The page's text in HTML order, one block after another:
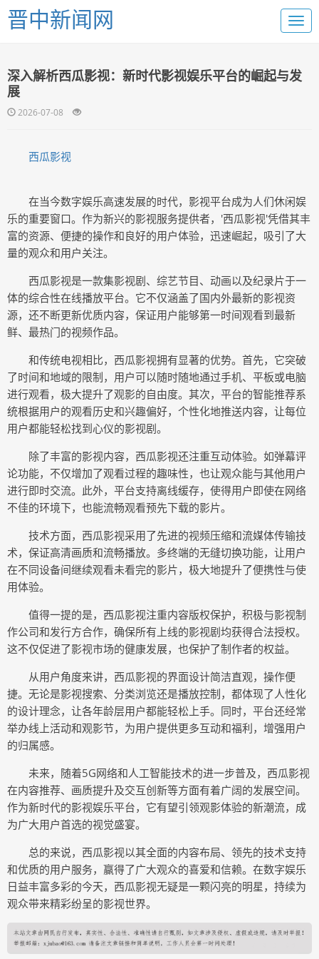
晋中新闻网
深入解析西瓜影视：新时代影视娱乐平台的崛起与发
展
2026-07-08
西瓜影视
在当今数字娱乐高速发展的时代，影视平台成为人们休闲娱
乐的重要窗口。作为新兴的影视服务提供者，'西瓜影视'凭借其丰
富的资源、便捷的操作和良好的用户体验，迅速崛起，吸引了大
量的观众和用户关注。
西瓜影视是一款集影视剧、综艺节目、动画以及纪录片于一
体的综合性在线播放平台。它不仅涵盖了国内外最新的影视资
源，还不断更新优质内容，保证用户能够第一时间观看到最新
鲜、最热门的视频作品。
和传统电视相比，西瓜影视拥有显著的优势。首先，它突破
了时间和地域的限制，用户可以随时随地通过手机、平板或电脑
进行观看，极大提升了观影的自由度。其次，平台的智能推荐系
统根据用户的观看历史和兴趣偏好，个性化地推送内容，让每位
用户都能轻松找到心仪的影视剧。
除了丰富的影视内容，西瓜影视还注重互动体验。如弹幕评
论功能，不仅增加了观看过程的趣味性，也让观众能与其他用户
进行即时交流。此外，平台支持离线缓存，使得用户即使在网络
不佳的环境下，也能流畅观看预先下载的影片。
技术方面，西瓜影视采用了先进的视频压缩和流媒体传输技
术，保证高清画质和流畅播放。多终端的无缝切换功能，让用户
在不同设备间继续观看未看完的影片，极大地提升了便携性与使
用体验。
值得一提的是，西瓜影视注重内容版权保护，积极与影视制
作公司和发行方合作，确保所有上线的影视剧均获得合法授权。
这不仅促进了影视市场的健康发展，也保护了制作者的权益。
从用户角度来讲，西瓜影视的界面设计简洁直观，操作便
捷。无论是影视搜索、分类浏览还是播放控制，都体现了人性化
的设计理念，让各年龄层用户都能轻松上手。同时，平台还经常
举办线上活动和观影节，为用户提供更多互动和福利，增强用户
的归属感。
未来，随着5G网络和人工智能技术的进一步普及，西瓜影视
在内容推荐、画质提升及交互创新等方面有着广阔的发展空间。
作为新时代的影视娱乐平台，它有望引领观影体验的新潮流，成
为广大用户首选的视觉盛宴。
总的来说，西瓜影视以其全面的内容布局、领先的技术支持
和优质的用户服务，赢得了广大观众的喜爱和信赖。在数字娱乐
日益丰富多彩的今天，西瓜影视无疑是一颗闪亮的明星，持续为
观众带来精彩纷呈的影视世界。